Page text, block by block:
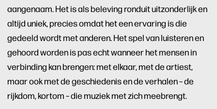
aangenaam. Het is als beleving ronduit uitzonderlijk en
altijd uniek, precies omdat het een ervaring is die
gedeeld wordt met anderen. Het spel van luisteren en
gehoord worden is pas echt wanneer het mensen in
verbinding kan brengen: met elkaar, met de artiest,
maar ook met de geschiedenis en de verhalen – de
rijkdom, kortom – die muziek met zich meebrengt.